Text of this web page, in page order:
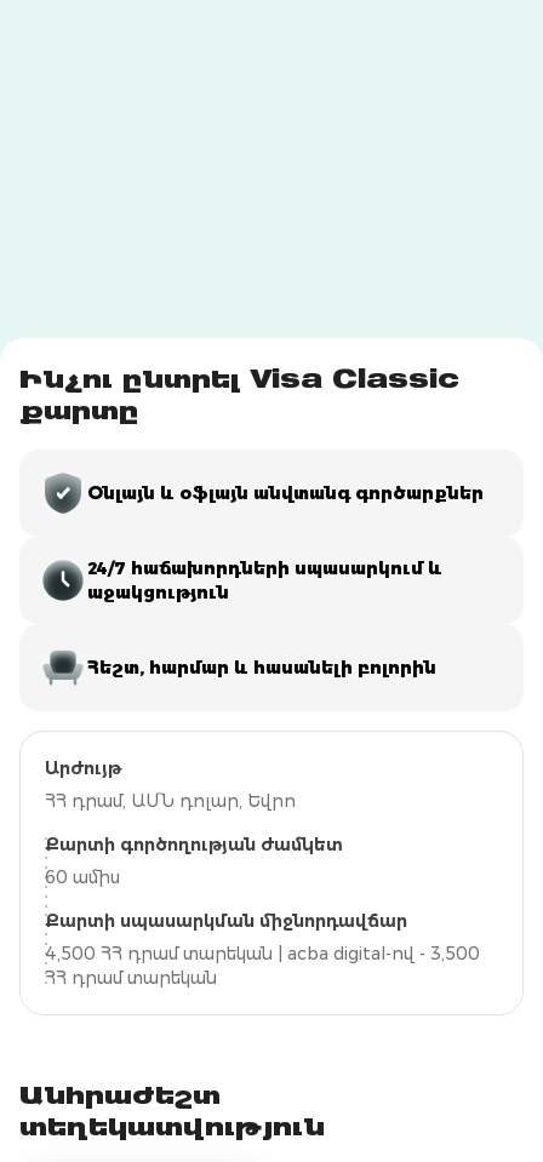
Ինչու ընտրել Visa Classic
քարտը
Օնլայն և օֆլայն անվտանգ գործարքներ
24/7 հաճախորդների սպասարկում և
աջակցություն
Հեշտ, հարմար և հասանելի բոլորին
Արժույթ
ՀՀ դրամ, ԱՄՆ դոլար, Եվրո
Քարտի գործողության ժամկետ
60 ամիս
Քարտի սպասարկման միջնորդավճար
4,500 ՀՀ դրամ տարեկան | acba digital-ով - 3,500
ՀՀ դրամ տարեկան
Անհրաժեշտ
տեղեկատվություն